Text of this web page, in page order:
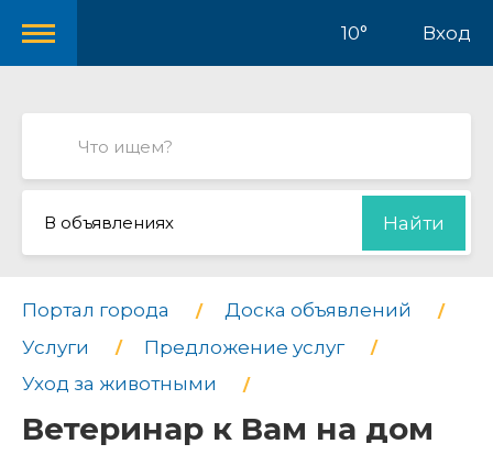
10° Вход
В объявлениях Найти
Портал города
Доска объявлений
Услуги
Предложение услуг
Уход за животными
Ветеринар к Вам на дом